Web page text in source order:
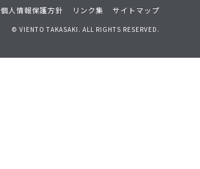
個人情報保護方針 リンク集 サイトマップ
© VIENTO TAKASAKI. ALL RIGHTS RESERVED.